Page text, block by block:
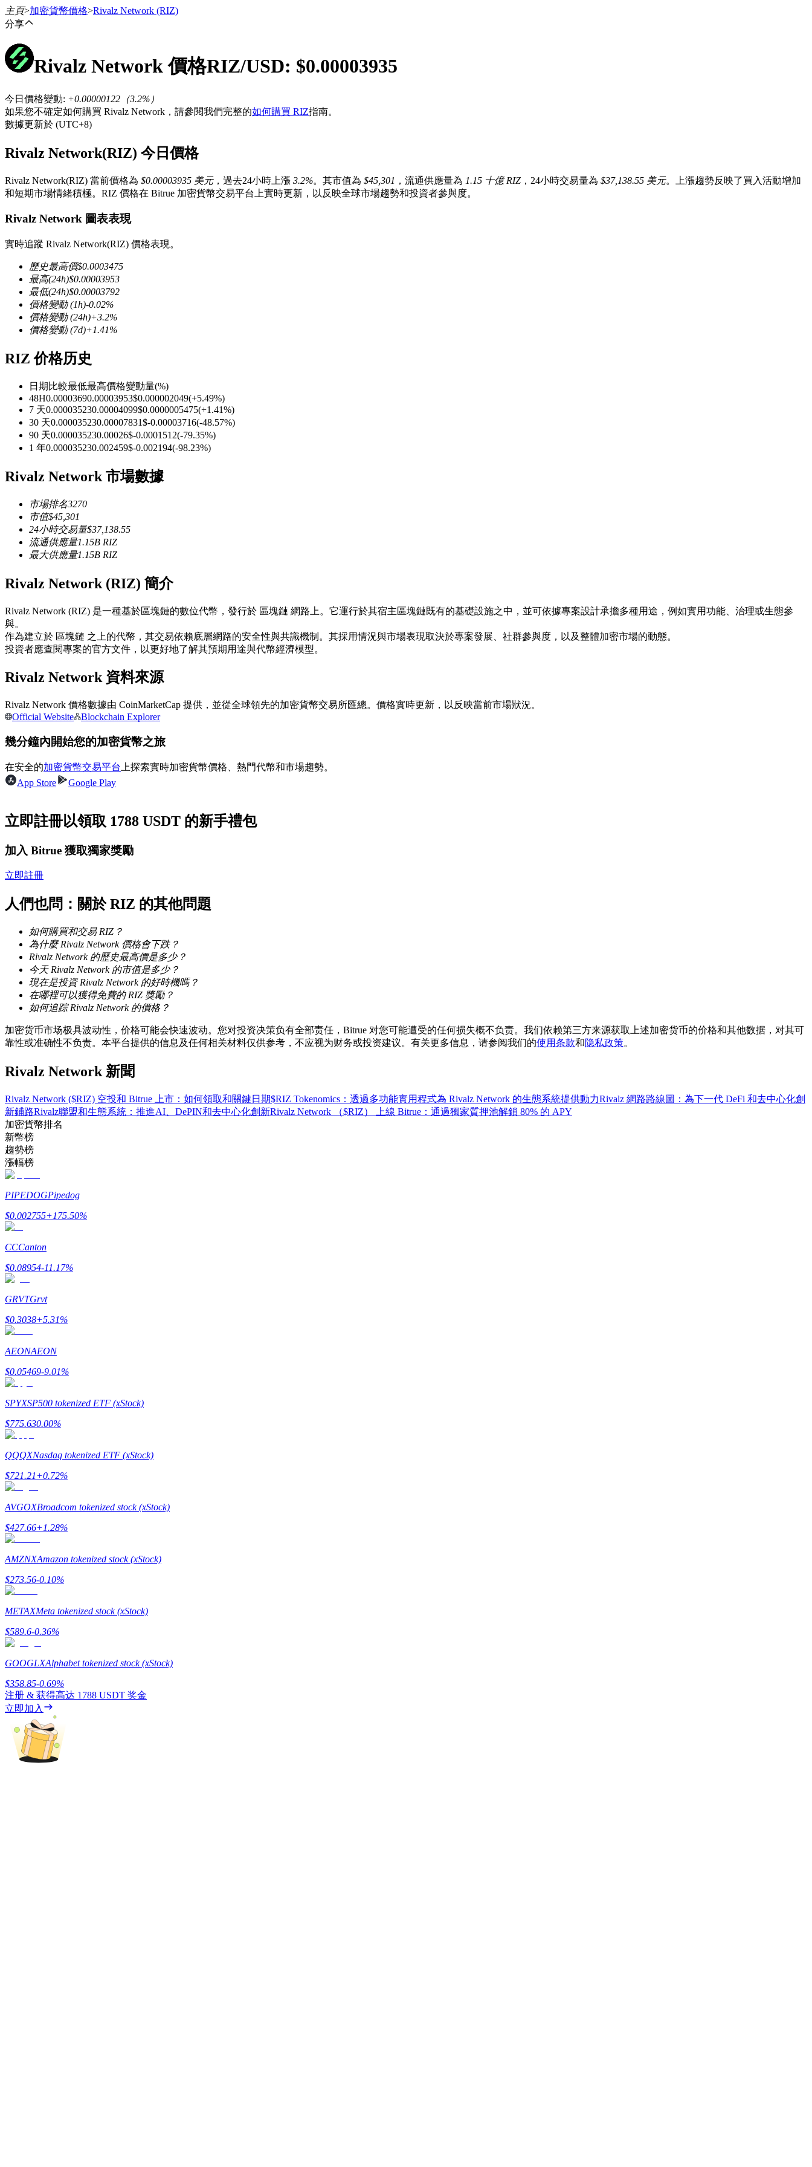
合約
USDT永續
多種以USDT結算的永續合約
以數字貨幣為保證金的永續合約
TradFi
美股、外匯、貴金屬及大宗商品衍生性商品
USDC永續
多種以USDC結算的永續合約
跟單
成為跟單交易員
坐享盈利分成和跟單分傭
合約資訊
合約指南
合約功能使用指南
學習如何保持盈利
理財
增值寶
機槍池
一鍵質押鎖定高收益
主頁>加密貨幣價格>Rivalz Network (RIZ)
分享
Rivalz Network 價格RIZ/USD: $0.00003935
今日價格變動: +0.00000122 （3.2%）
如果您不確定如何購買 Rivalz Network，請參閱我們完整的如何購買 RIZ指南。
數據更新於 (UTC+8)
Rivalz Network(RIZ) 今日價格
Rivalz Network(RIZ) 當前價格為 $0.00003935 美元，過去24小時上漲 3.2%。其市值為 $45,301 ，流通供應量為 1.15 十億 RIZ ，24小時交易量為 $37,138.55 美元。上漲趨勢反映了買入活動增加
和短期市場情緒積極。RIZ 價格在 Bitrue 加密貨幣交易平台上實時更新，以反映全球市場趨勢和投資者參與度。
Rivalz Network 圖表表現
實時追蹤 Rivalz Network(RIZ) 價格表現。
歷史最高價$0.0003475
最高(24h)$0.00003953
最低(24h)$0.00003792
價格變動(1h)-0.02%
價格變動(24h)+3.2%
價格變動(7d)+1.41%
RIZ 价格历史
日期比較最低最高價格變動量(%)
48H0.00003690.00003953$0.000002049(+5.49%)
7 天0.000035230.00004099$0.0000005475(+1.41%)
30 天0.000035230.00007831$-0.00003716(-48.57%)
90 天0.000035230.00026$-0.0001512(-79.35%)
1 年0.000035230.002459$-0.002194(-98.23%)
Rivalz Network 市場數據
市場排名3270
市值$45,301
24小時交易量$37,138.55
流通供應量1.15B RIZ
最大供應量1.15B RIZ
Rivalz Network (RIZ) 簡介
Rivalz Network (RIZ) 是一種基於區塊鏈的數位代幣，發行於 區塊鏈 網路上。它運行於其宿主區塊鏈既有的基礎設施之中，並可依據專案設計承擔多種用途，例如實用功能、治理或生態參
與。
作為建立於 區塊鏈 之上的代幣，其交易依賴底層網路的安全性與共識機制。其採用情況與市場表現取決於專案發展、社群參與度，以及整體加密市場的動態。
投資者應查閱專案的官方文件，以更好地了解其預期用途與代幣經濟模型。
Rivalz Network 資料來源
Rivalz Network 價格數據由 CoinMarketCap 提供，並從全球領先的加密貨幣交易所匯總。價格實時更新，以反映當前市場狀況。
Official Website
Blockchain Explorer
幾分鐘內開始您的加密貨幣之旅
在安全的加密貨幣交易平台 上探索實時加密貨幣價格、熱門代幣和市場趨勢。
App Store
Google Play
立即註冊以領取 1788 USDT 的新手禮包
加入 Bitrue 獲取獨家獎勵
立即註冊
人們也問：關於 RIZ 的其他問題
如何購買和交易 RIZ？
為什麼 Rivalz Network 價格會下跌？
Rivalz Network 的歷史最高價是多少？
今天 Rivalz Network 的市值是多少？
現在是投資 Rivalz Network 的好時機嗎？
在哪裡可以獲得免費的 RIZ 獎勵？
如何追踪 Rivalz Network 的價格？
加密货币市场极具波动性，价格可能会快速波动。您对投资决策负有全部责任，Bitrue 对您可能遭受的任何损失概不负责。我们依赖第三方来源获取上述加密货币的价格和其他数据，对其可
靠性或准确性不负责。本平台提供的信息及任何相关材料仅供参考，不应视为财务或投资建议。有关更多信息，请参阅我们的使用条款和隐私政策。
Rivalz Network 新聞
Rivalz Network ($RIZ) 空投和 Bitrue 上市：如何領取和關鍵日期$RIZ Tokenomics：透過多功能實用程式為 Rivalz Network 的生態系統提供動力Rivalz 網路路線圖：為下一代 DeFi 和去中心化創
新鋪路Rivalz聯盟和生態系統：推進AI、DePIN和去中心化創新Rivalz Network （$RIZ） 上線 Bitrue：通過獨家質押池解鎖 80% 的 APY
加密貨幣排名
新幣榜
趨勢榜
漲幅榜
PIPEDOGPipedog
$0.002755+175.50%
CCCanton
$0.08954-11.17%
GRVTGrvt
$0.3038+5.31%
AEONAEON
$0.05469-9.01%
SPYXSP500 tokenized ETF (xStock)
$775.630.00%
QQQXNasdaq tokenized ETF (xStock)
$721.21+0.72%
AVGOXBroadcom tokenized stock (xStock)
$427.66+1.28%
AMZNXAmazon tokenized stock (xStock)
$273.56-0.10%
METAXMeta tokenized stock (xStock)
$589.6-0.36%
GOOGLXAlphabet tokenized stock (xStock)
$358.85-0.69%
注册 & 获得高达 1788 USDT 奖金
立即加入